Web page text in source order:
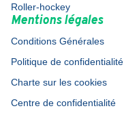
Roller-hockey
Mentions légales
Conditions Générales
Politique de confidentialité
Charte sur les cookies
Centre de confidentialité